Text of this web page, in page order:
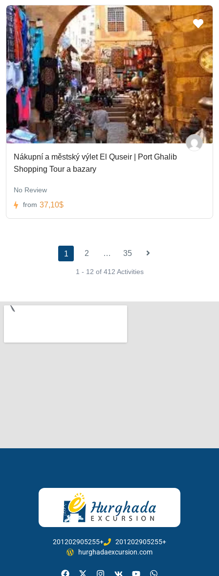
Nákupní a městský výlet El Quseir | Port Ghalib
Shopping Tour a bazary
No Review
from 37,10$
1 2 … 35
1 - 12 of 412 Activities
201202905255+
201202905255+
hurghadaexcursion.com